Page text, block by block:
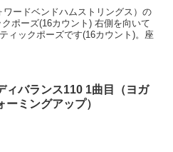
ードベンドハムストリングス）の
ポーズ(16カウント) 右側を向いて
ィックポーズです(16カウント)。座
ィバランス110 1曲目（ヨガ
ーミングアップ）